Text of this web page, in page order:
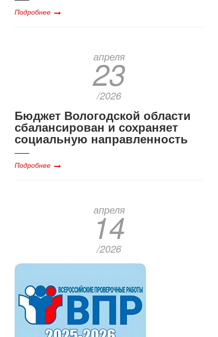
Подробнее
апреля
23
/2026
Бюджет Вологодской области
сбалансирован и сохраняет
социальную направленность
Подробнее
апреля
14
/2026